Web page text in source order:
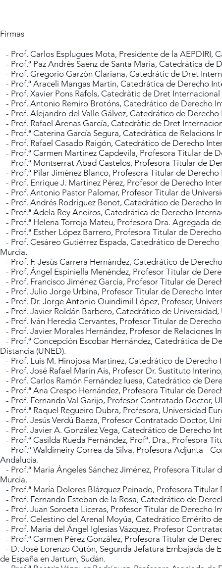
Firmas
- Prof. Carlos Esplugues Mota, Presidente de la AEPDIRI,
- Prof.ª Paz Andrés Saenz de Santa María, Catedrática
- Prof. Gregorio Garzón Clariana, Catedràtic de Dret
- Prof.ª Araceli Mangas Martín, Catedrática de Derecho
- Prof. Xavier Pons Rafols, Catedràtic de Dret
- Prof. Antonio Remiro Brotóns, Catedrático de Derecho
- Prof. Alejandro del Valle Gálvez, Catedrático de
- Prof. Rafael Arenas García, Catedràtic de Dret
- Prof.ª Caterina García Segura, Catedràtica de Re​lacions
- Prof. Rafael Casado Raigón, Catedrático de Derecho
- Prof.ª Carmen Martínez Capdevila, Profesora Titular de
- Prof.ª Montserrat Abad Castelos, Profesora Titular de
- Prof.ª Pilar Jiménez Blanco, Profesora Titular de
- Prof. Enrique J. Martínez Pérez, Profesor de Derecho
- Prof. Antonio Pastor Palomar, Profesor Titular de
- Prof. Andrés Rodríguez Benot, Catedrático de Derecho
- Prof.ª Adela Rey Aneiros, Catedrática de Derecho
- Prof.ª Helena Torroja Mateu, Profesora Dra. Agregada
- Prof.ª Esther López Barrero, Profesora Titular de
- Prof. Cesáreo Gutiérrez Espada, Catedrático de
Murcia.
- Prof. F. Jesús Carrera Hernández, Catedrático de
- Prof. Ángel Espiniella Menéndez, Profesor Titular de
- Prof. Francisco Jiménez García, Profesor Titular de
- Prof. Julio Jorge Urbina, Profesor Titular de Derecho
- Prof. Dr. Jorge Antonio Quindimil López, Profesor,
- Prof. Javier Roldán Barbero, Catedrático de
- Prof. Iván Heredia Cervantes, Profesor Titular de
- Prof. Javier Morales Hernández, Profesor de Relaciones
- Prof.ª Concepción Escobar Hernández, Catedrática de
Distancia (UNED).
- Prof. Luis M. Hinojosa Martínez, Catedrático de
- Prof. José Rafael Marín Aís, Profesor Dr. Sustituto
- Prof. Carlos Ramón Fernández luesa, Catedrático de
- Prof.ª Ana Crespo Hernández, Profesora Titular de
- Prof. Fernando Val Garijo, Profesor Contratado Doctor,
- Prof.ª Raquel Regueiro Dubra, Profesora, Universidad
- Prof. Jesús Verdú Baeza, Profesor Contratado Doctor,
- Prof. Javier A. González Vega, Catedrático de Derecho
- Prof.ª Casilda Rueda Fernández, Profª. Dra., Profesora
- Prof.ª Waldimeiry Correa da Silva, Profesora Adjunta -
Andalucía.
- Prof.ª María Ángeles Sánchez Jiménez, Profesora
Murcia.
- Prof.ª María Dolores Blázquez Peinado, Profesora
- Prof. Fernando Esteban de la Rosa, Catedrático de
- Prof. Juan Soroeta Liceras, Profesor Titular de Derecho
- Prof. Celestino del Arenal Moyúa, Catedrático Emérito
- Prof. María del Ángel Iglesias Vázquez, Profesor
- Prof.ª Carmen Pérez González, Profesora Titular de
- D. José Lorenzo Outón, Segunda Jefatura Embajada de
de España en Jartum, Sudán.